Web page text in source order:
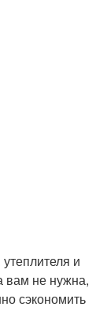
и
вам не нужна,
сэкономить